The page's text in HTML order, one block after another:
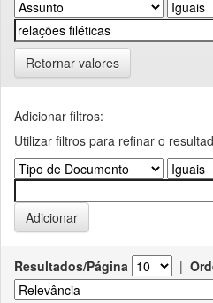
Retornar valores
Adicionar filtros:
Utilizar filtros para refinar o
Resultados/Página |